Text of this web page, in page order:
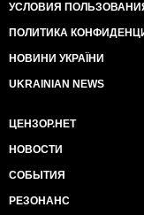
УСЛОВИЯ
ПОЛИТИКА
НОВИНИ УКРАЇНИ
UKRAINIAN NEWS
ЦЕНЗОР.НЕТ
НОВОСТИ
СОБЫТИЯ
РЕЗОНАНС